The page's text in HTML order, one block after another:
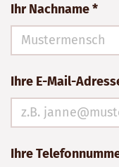
Ihr Nachname *
Ihre E-Mail-
Ihre